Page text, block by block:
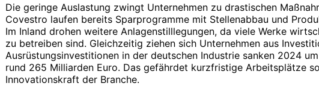
Die geringe Auslastung zwingt Unternehmen zu drastischen
Covestro laufen bereits Sparprogramme mit Stellenabbau und
Im Inland drohen weitere Anlagenstilllegungen, da viele Werke
zu betreiben sind. Gleichzeitig ziehen sich Unternehmen aus
Ausrüstungsinvestitionen in der deutschen Industrie sanken 2024
rund 265 Milliarden Euro. Das gefährdet kurzfristige Arbeitsplätze
Innovationskraft der Branche.